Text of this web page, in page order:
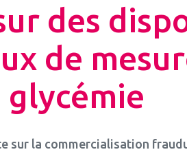
des
de
glycémie
sur la commercialisation